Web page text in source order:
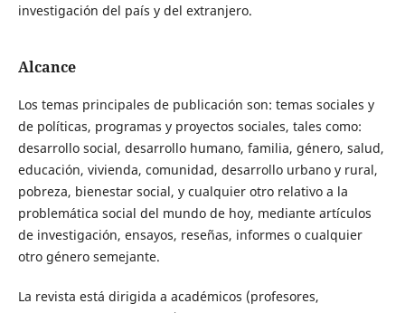
investigación del país y del extranjero.
Alcance
Los temas principales de publicación son: temas sociales y
de políticas, programas y proyectos sociales, tales como:
desarrollo social, desarrollo humano, familia, género, salud,
educación, vivienda, comunidad, desarrollo urbano y rural,
pobreza, bienestar social, y cualquier otro relativo a la
problemática social del mundo de hoy, mediante artículos
de investigación, ensayos, reseñas, informes o cualquier
otro género semejante.
La revista está dirigida a académicos (profesores,